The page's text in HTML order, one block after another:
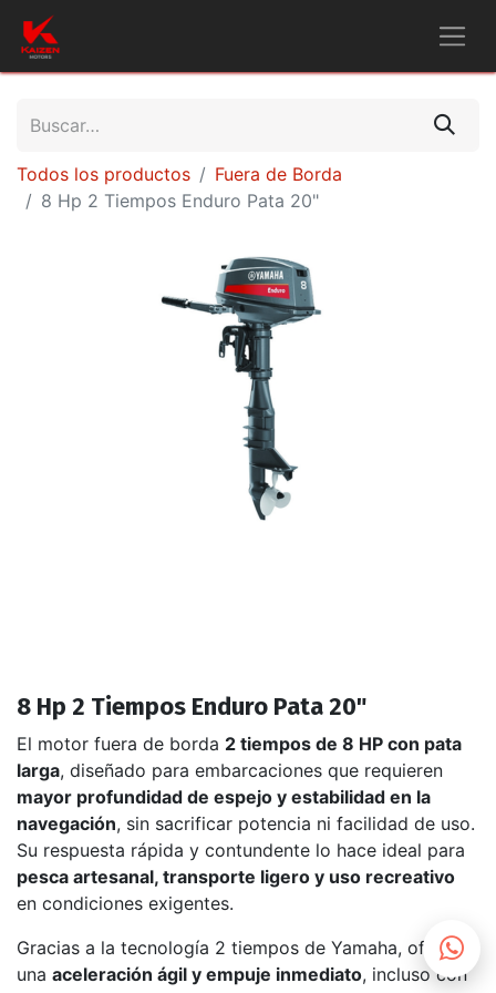
Todos los productos
Fuera de Borda
8 Hp 2 Tiempos Enduro Pata 20"
8 Hp 2 Tiempos Enduro Pata 20"
El motor fuera de borda 2 tiempos de 8 HP con pata
larga, diseñado para embarcaciones que requieren
mayor profundidad de espejo y estabilidad en la
navegación, sin sacrificar potencia ni facilidad de uso.
Su respuesta rápida y contundente lo hace ideal para
pesca artesanal, transporte ligero y uso recreativo
en condiciones exigentes.
Gracias a la tecnología 2 tiempos de Yamaha, ofrece
una aceleración ágil y empuje inmediato, incluso con